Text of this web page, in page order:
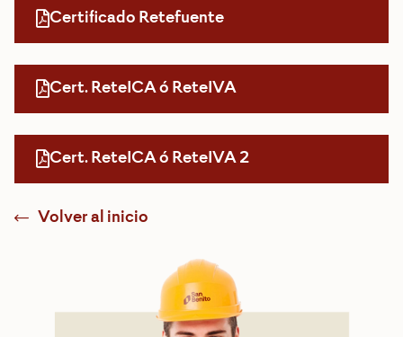
Certificado Retefuente
Cert. ReteICA ó ReteIVA
Cert. ReteICA ó ReteIVA 2
Volver al inicio